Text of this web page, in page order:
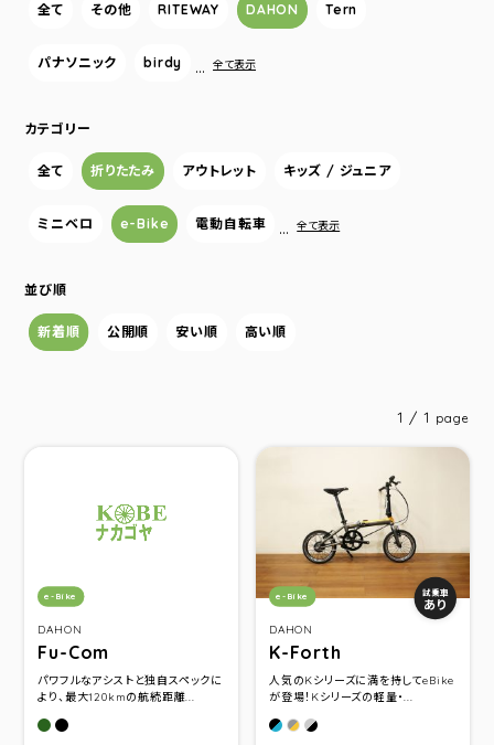
全て その他 RITEWAY DAHON Tern
パナソニック birdy … 全て表示
カテゴリー
全て 折りたたみ アウトレット キッズ / ジュニア
ミニベロ e-Bike 電動自転車 … 全て表示
並び順
新着順 公開順 安い順 高い順
1 / 1 page
DAHON
Fu-Com
カテゴリ：
e-Bike
パワフルなアシストと独自スペックに
より、最大120kmの航続距離...
カーキ
マットブラック
DAHON
K-Forth
カテゴリ：
e-Bike 試乗車
あり
人気のKシリーズに満を持してeBike
が登場！Kシリーズの軽量・...
Ocean Blue
Sunset Orange
Ice Breeze